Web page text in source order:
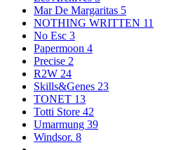
Mar De Margaritas 5
NOTHING WRITTEN 11
No Esc 3
Papermoon 4
Precise 2
R2W 24
Skills&Genes 23
TONET 13
Totti Store 42
Umarmung 39
Windsor. 8